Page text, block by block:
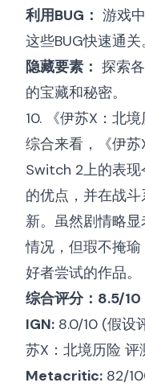
利用BUG： 游戏
这些BUG快速通关。
隐藏要素： 探索
的宝藏和秘密。
10. 《伊苏X：北
综合来看，《伊
Switch 2上的表
的优点，并在战
新。虽然剧情略
情况，但瑕不掩
好者尝试的作品。
综合评分：8.5/10
IGN: 8.0/10 (假设
苏X：北境历险 评
Metacritic: 82/